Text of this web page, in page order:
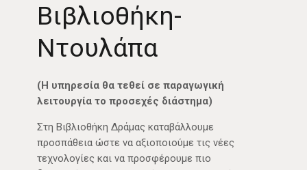
ΠΙΟ ΚΟΝΤΑ ΣΟΥ
ΣΤΗΡΙΞΕ ΜΑΣ
ΣΧΕΤΙΚΑ ΜΕ ΕΜΑΣ
ΑΝΑΚΟΙΝΩΣΕΙΣ
Βιβλιοθήκη-
Ντουλάπα
(Η υπηρεσία θα τεθεί σε παραγωγική
λειτουργία το προσεχές διάστημα)
Στη Βιβλιοθήκη Δράμας καταβάλλουμε
προσπάθεια ώστε να αξιοποιούμε τις νέες
τεχνολογίες και να προσφέρουμε πιο